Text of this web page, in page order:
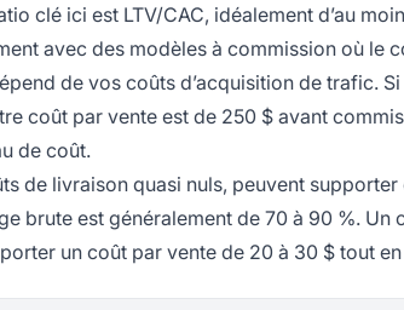
clé ici est LTV/CAC, idéalement d’au
avec des modèles à commission où le
de vos coûts d’acquisition de trafic.
coût par vente est de 250 $ avant
de coût.
de livraison quasi nuls, peuvent supporter
brute est généralement de 70 à 90 %. Un
un coût par vente de 20 à 30 $ tout